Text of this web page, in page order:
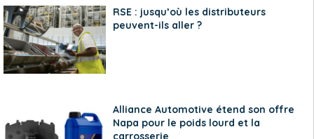
RSE : jusqu’où les distributeurs
peuvent-ils aller ?
Alliance Automotive étend son offre
Napa pour le poids lourd et la
carrosserie